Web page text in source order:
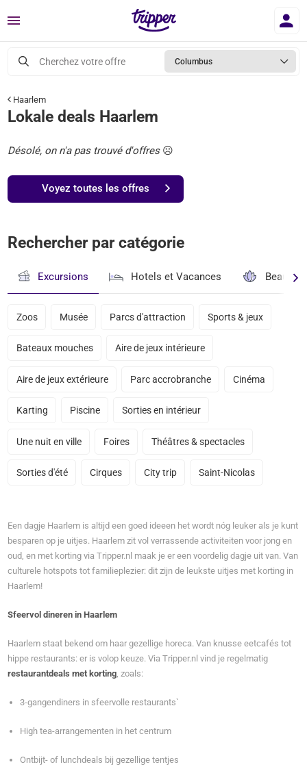
Menu
Cherchez votre offre Columbus
Haarlem
Lokale deals Haarlem
Désolé, on n'a pas trouvé d'offres☹️
Voyez toutes les offres
Rechercher par catégorie
Excursions Hotels et Vacances Beauté
Zoos Musée Parcs d'attraction Sports & jeux
Bateaux mouches Aire de jeux intérieure
Aire de jeux extérieure Parc accrobranche Cinéma
Karting Piscine Sorties en intérieur
Une nuit en ville Foires Théâtres & spectacles
Sorties d'été Cirques City trip Saint-Nicolas
Een dagje Haarlem is altijd een goed ideeen het wordt nóg leuker als je kunt
besparen op je uitjes. Haarlem zit vol verrassende activiteiten voor jong en
oud, en met korting via Tripper.nl maak je er een voordelig dagje uit van. Van
culturele hotspots tot familieplezier: dit zijn de leukste uitjes met korting in
Haarlem!
Sfeervol dineren in Haarlem
Haarlem staat bekend om haar gezellige horeca. Van knusse eetcafés tot
hippe restaurants: er is volop keuze. Via Tripper.nl vind je regelmatig
restaurantdeals met korting , zoals:
3-gangendiners in sfeervolle restaurants`
High tea-arrangementen in het centrum
Ontbijt- of lunchdeals bij gezellige tentjes